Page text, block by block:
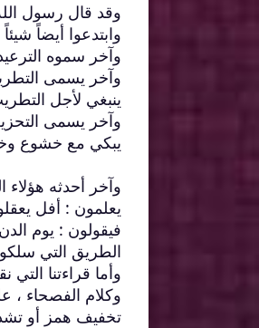
وقد قال رسول
وابتدعوا أيضاً
وآخر سموه
وآخر يسمى
ينبغي لأجل
وآخر يسمى
يبكي مع خشوع
وآخر أحدثه
يعلمون : أفل
فيقولون : يوم
الطريق التي
وأما قراءتنا
وكلام الفصحاء ،
تخفيف همز أو